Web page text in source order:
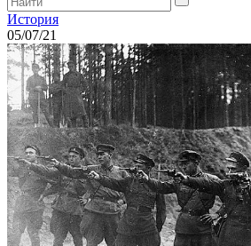
История
05/07/21